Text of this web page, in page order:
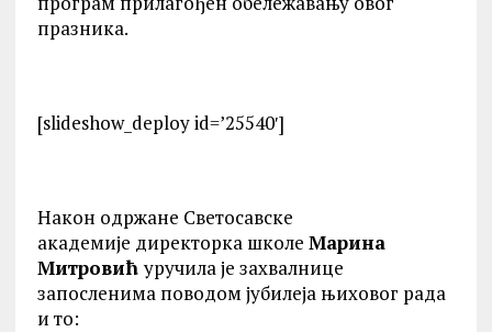
празника.
[slideshow_deploy id=’25540′]
Након одржане Светосавске
академије директорка школе Марина
Митровићуручила је захвалнице
запосленима поводом јубилеја њиховог рада
и то: